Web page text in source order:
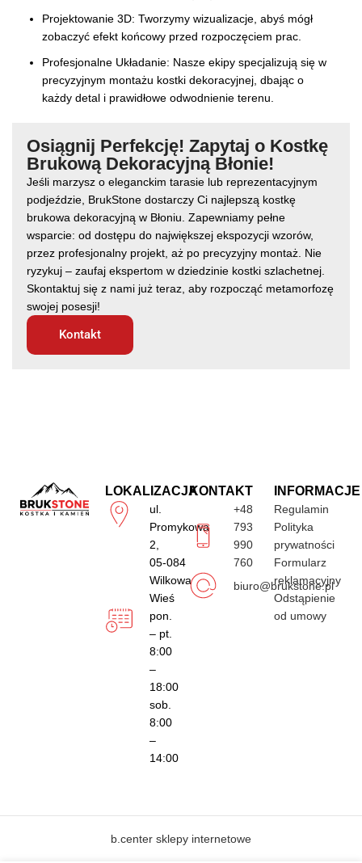
Projektowanie 3D: Tworzymy wizualizacje, abyś mógł
zobaczyć efekt końcowy przed rozpoczęciem prac.
Profesjonalne Układanie: Nasze ekipy specjalizują się w
precyzyjnym montażu kostki dekoracyjnej, dbając o
każdy detal i prawidłowe odwodnienie terenu.
Osiągnij Perfekcję! Zapytaj o Kostkę
Brukową Dekoracyjną Błonie!
Jeśli marzysz o eleganckim tarasie lub reprezentacyjnym
podjeździe, BrukStone dostarczy Ci najlepszą kostkę
brukowa dekoracyjną w Błoniu. Zapewniamy pełne
wsparcie: od dostępu do największej ekspozycji wzorów,
przez profesjonalny projekt, aż po precyzyjny montaż. Nie
ryzykuj – zaufaj ekspertom w dziedzinie kostki szlachetnej.
Skontaktuj się z nami już teraz, aby rozpocząć metamorfozę
swojej posesji!
Kontakt
LOKALIZACJA
ul.
Promykowa
2,
05-084
Wilkowa
Wieś
pon.
– pt.
8:00
–
18:00
sob.
8:00
–
14:00
KONTAKT
+48
793
990
760
biuro@brukstone.pl
INFORMACJE
Regulamin
Polityka
prywatności
Formularz
reklamacyjny
Odstąpienie
od umowy
b.center sklepy internetowe